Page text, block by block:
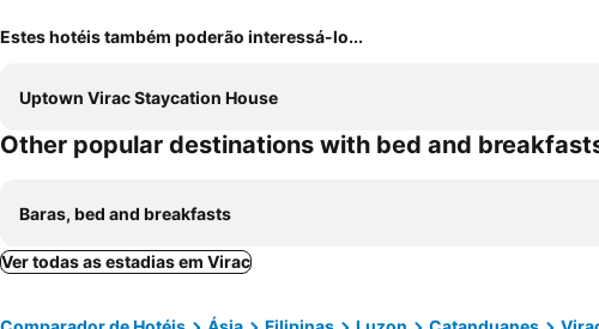
Estes hotéis também poderão interessá-lo...
Uptown Virac Staycation House
Other popular destinations with bed and
Baras, bed and breakfasts
Ver todas as estadias em Virac